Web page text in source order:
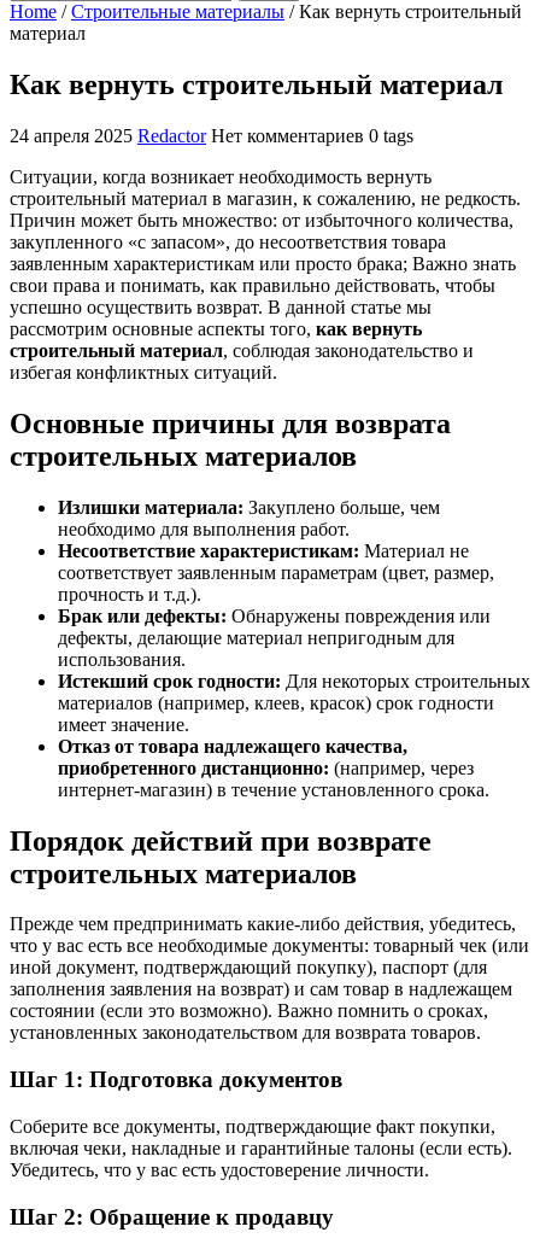
Home /Строительные материалы /Как вернуть строительный
материал
Как вернуть строительный материал
24 апреля 2025 Redactor Нет комментариев 0 tags
Ситуации, когда возникает необходимость вернуть
строительный материал в магазин, к сожалению, не редкость.
Причин может быть множество: от избыточного количества,
закупленного «с запасом», до несоответствия товара
заявленным характеристикам или просто брака; Важно знать
свои права и понимать, как правильно действовать, чтобы
успешно осуществить возврат. В данной статье мы
рассмотрим основные аспекты того, как вернуть
строительный материал, соблюдая законодательство и
избегая конфликтных ситуаций.
Основные причины для возврата
строительных материалов
Излишки материала: Закуплено больше, чем
необходимо для выполнения работ.
Несоответствие характеристикам: Материал не
соответствует заявленным параметрам (цвет, размер,
прочность и т.д.).
Брак или дефекты: Обнаружены повреждения или
дефекты, делающие материал непригодным для
использования.
Истекший срок годности: Для некоторых строительных
материалов (например, клеев, красок) срок годности
имеет значение.
Отказ от товара надлежащего качества,
приобретенного дистанционно: (например, через
интернет-магазин) в течение установленного срока.
Порядок действий при возврате
строительных материалов
Прежде чем предпринимать какие-либо действия, убедитесь,
что у вас есть все необходимые документы: товарный чек (или
иной документ, подтверждающий покупку), паспорт (для
заполнения заявления на возврат) и сам товар в надлежащем
состоянии (если это возможно). Важно помнить о сроках,
установленных законодательством для возврата товаров.
Шаг 1: Подготовка документов
Соберите все документы, подтверждающие факт покупки,
включая чеки, накладные и гарантийные талоны (если есть).
Убедитесь, что у вас есть удостоверение личности.
Шаг 2: Обращение к продавцу